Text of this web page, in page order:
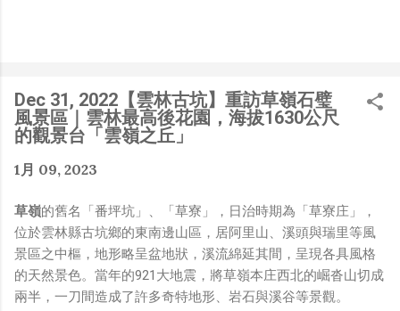
人，那我還在這幹嘛？？？（笑）” 也記得更久以前，當我
們還在研究那個眼鏡時，常聽到像是：『 他們不知道用了
什麼黑科技 』，這類沒有建設性、不應該從 RD 嘴裡說出
來的話，而我也是不以為然。坦白講，以前每次只要聽到某
SW嘴砲經理（暫且以H君稱之），沒事就把『 黑科技 』
同樣身為RD，我只覺得 Shame on you！（打嘴炮、作
秀搶風頭、噁心帶風向、搞政治操作、把別人做事的成果搶
去幫自己抬轎、有鍋直接推給下屬扛、散佈同事私生活謠
言，還有職場霸凌，這些你他媽都頂級專業戶，除此之外沒
啥洨用了！） 一件理論上可以做到的事情，外行人的認知
Dec 31, 2022【雲林古坑】重訪草嶺石璧
風景區｜雲林最高後花園，海拔1630公尺
的觀景台「雲嶺之丘」
1月 09, 2023
草嶺的舊名「番坪坑」、「草寮」，日治時期為「草寮庄」，
位於雲林縣古坑鄉的東南邊山區，居阿里山、溪頭與瑞里等風
景區之中樞，地形略呈盆地狀，溪流綿延其間，呈現各具風格
的天然景色。當年的921大地震，將草嶺本庄西北的崛沓山切成
兩半，一刀間造成了許多奇特地形、岩石與溪谷等景觀。